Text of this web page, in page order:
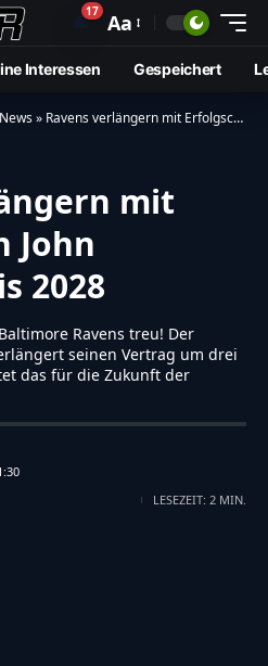
🔔17 Aa
Interessen Gespeichert
» Ravens verlängern mit Erfolgscoach John Harbaugh bis 2028
mit
John
2028
Ravens treu! Der
seinen Vertrag um drei
das für die Zukunft der
LESEZEIT: 2 MIN.